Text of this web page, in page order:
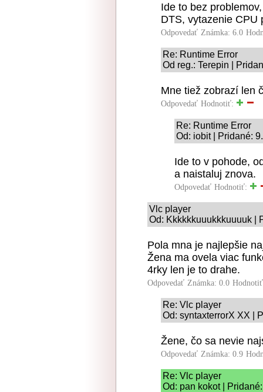
Ide to bez
DTS, vytazenie CPU
Odpovedať Známka: 6.0
Re: Runtime Error
Od reg.: Terepin |
Mne tiež zobrazí len
Odpovedať Hodnotiť:
Re: Runtime Error
Od: iobit | Pridané:
Ide to v pohode,
a naistaluj znova.
Odpovedať Hodnotiť:
Vlc player
Od: Kkkkkkuuukkkuuuuk |
Pola mna je najlepšie
Žena ma ovela viac
4rky len je to drahe.
Odpovedať Známka: 0.0
Re: Vlc player
Od: syntaxterrorX XX |
Žene, čo sa nevie
Odpovedať Známka: 0.9
Re: Vlc player
Od: pan kokot |